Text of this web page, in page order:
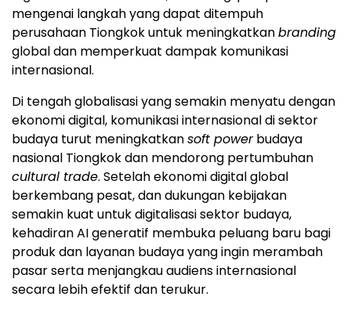
mengenai langkah yang dapat ditempuh
perusahaan Tiongkok untuk meningkatkanbranding
global dan memperkuat dampak komunikasi
internasional.
Di tengah globalisasi yang semakin menyatu dengan
ekonomi digital, komunikasi internasional di sektor
budaya turut meningkatkansoft powerbudaya
nasional Tiongkok dan mendorong pertumbuhan
cultural trade. Setelah ekonomi digital global
berkembang pesat, dan dukungan kebijakan
semakin kuat untuk digitalisasi sektor budaya,
kehadiran AI generatif membuka peluang baru bagi
produk dan layanan budaya yang ingin merambah
pasar serta menjangkau audiens internasional
secara lebih efektif dan terukur.